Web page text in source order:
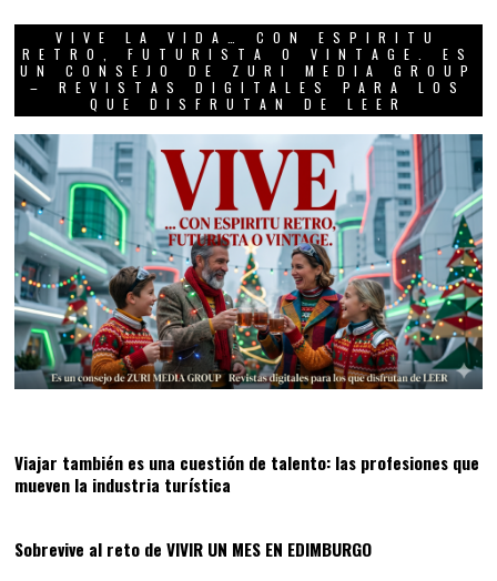
VIVE LA VIDA… CON ESPIRITU
RETRO, FUTURISTA O VINTAGE. ES
UN CONSEJO DE ZURI MEDIA GROUP
– REVISTAS DIGITALES PARA LOS
QUE DISFRUTAN DE LEER
Viajar también es una cuestión de talento: las profesiones que
mueven la industria turística
Sobrevive al reto de VIVIR UN MES EN EDIMBURGO